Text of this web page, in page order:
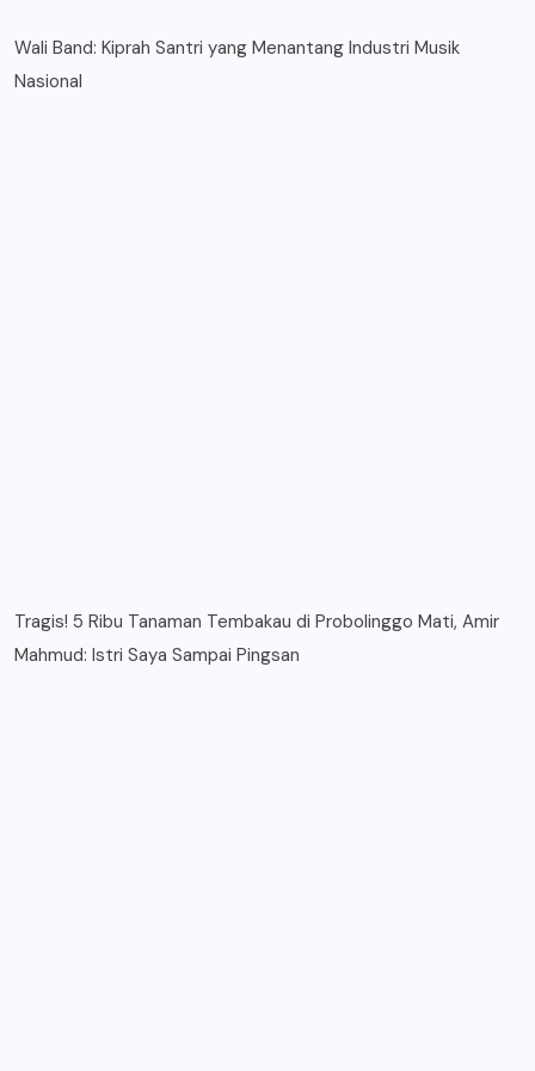
Wali Band: Kiprah Santri yang Menantang Industri Musik
Nasional
Tragis! 5 Ribu Tanaman Tembakau di Probolinggo Mati, Amir
Mahmud: Istri Saya Sampai Pingsan